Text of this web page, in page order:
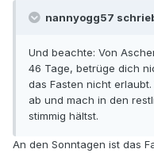
nannyogg57
Und beachte: Von
46 Tage, betrüge dich
das Fasten nicht
ab und mach in den
stimmig hältst.
An den Sonntagen ist das